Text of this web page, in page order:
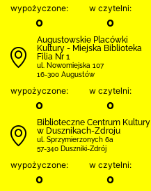
wypożyczone:
0
w czytelni:
0
Augustowskie Placówki
Kultury - Miejska Biblioteka
Filia Nr 1
ul. Nowomiejska 107
16-300 Augustów
wypożyczone:
0
w czytelni:
0
Biblioteczne Centrum Kultury
w Dusznikach-Zdroju
ul. Sprzymierzonych 6a
57-340 Duszniki-Zdrój
wypożyczone:
0
w czytelni:
0